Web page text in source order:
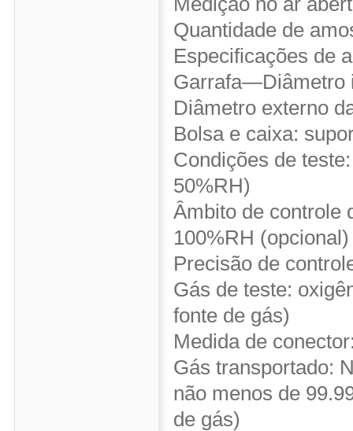
Quantidade de
Especificações de
Garrafa—Diâmetro
Diâmetro externo
Bolsa e caixa:
Condições de
50%RH)
Âmbito de controle
100%RH (opcional)
Precisão de
Gás de teste:
fonte de gás)
Medida de
Gás transportado:
não menos de
de gás)